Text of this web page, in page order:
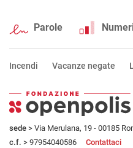
Parole
Incendi Vacanze negate
sede > Via Merulana, 19 - 00185
c.f. > 97954040586 Contattaci